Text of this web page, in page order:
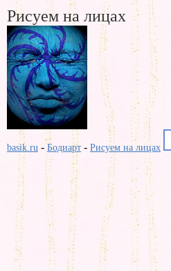
Рисуем на лицах
basik.ru -Бодиарт - Рисуем на лицах